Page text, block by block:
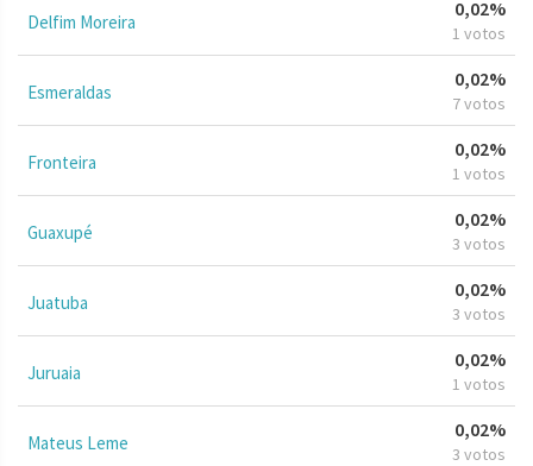
Delfim Moreira
0,02%
1 votos
Esmeraldas
0,02%
7 votos
Fronteira
0,02%
1 votos
Guaxupé
0,02%
3 votos
Juatuba
0,02%
3 votos
Juruaia
0,02%
1 votos
Mateus Leme
0,02%
3 votos